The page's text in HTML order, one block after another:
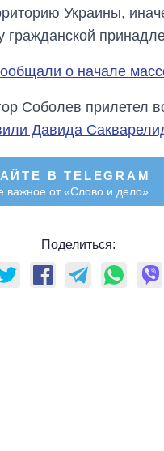
Украины,
гражданской
о начале
Соболев прилетел
Давида
В TELEGRAM
важное от «Слово и дело»
Поделиться: